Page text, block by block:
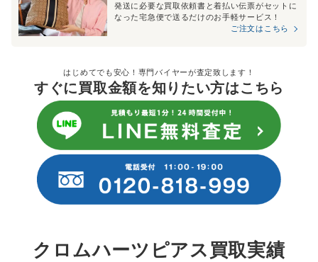
発送に必要な買取依頼書と着払い伝票がセットに
なった宅急便で送るだけのお手軽サービス！
ご注文はこちら
はじめてでも安心！専門バイヤーが査定致します！
すぐに買取金額を知りたい方はこちら
クロムハーツピアス買取実績